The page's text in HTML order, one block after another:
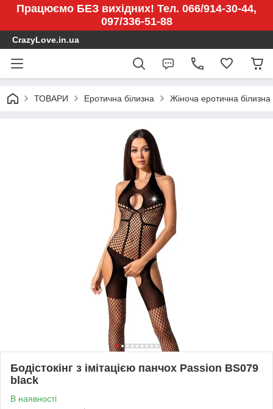
Працюємо БЕЗ вихідних! Тел. 066/914-30-44,
097/336-51-88
CrazyLove.in.ua
ТОВАРИ Еротична білизна Жіноча еротична білизна
Бодістокінг з імітацією панчох Passion BS079
black
В наявності